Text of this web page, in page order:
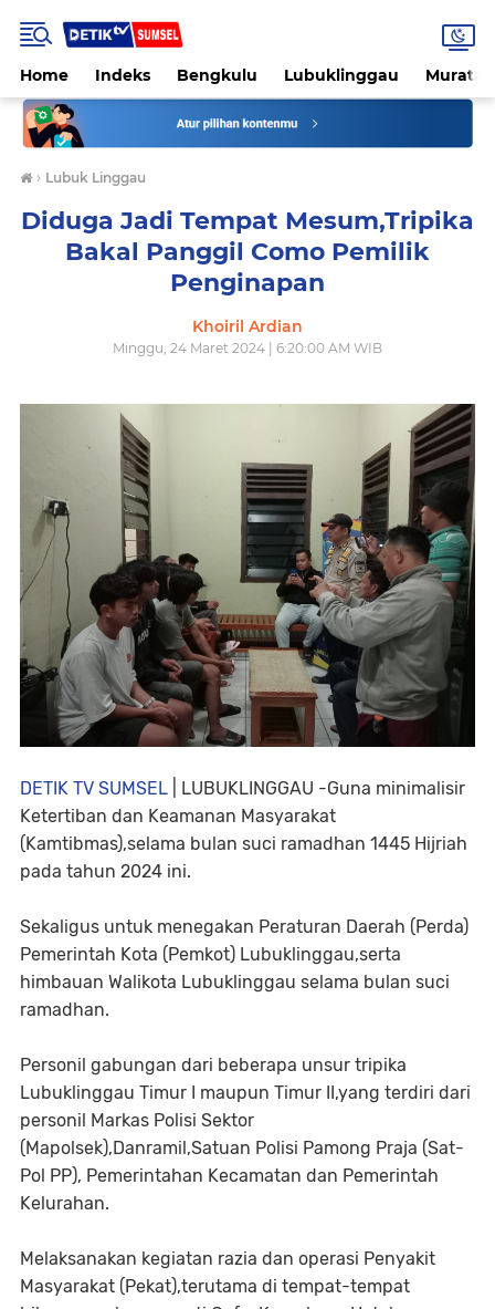
Home Indeks Bengkulu Lubuklinggau
› Lubuk Linggau
Diduga Jadi Tempat Mesum,Tripika
Bakal Panggil Como Pemilik
Penginapan
Khoiril Ardian
Minggu, 24 Maret 2024 | 6:20:00 AM WIB
DETIK TV SUMSEL | LUBUKLINGGAU -Guna minimalisir
Ketertiban dan Keamanan Masyarakat
(Kamtibmas),selama bulan suci ramadhan 1445 Hijriah
pada tahun 2024 ini.
Sekaligus untuk menegakan Peraturan Daerah (Perda)
Pemerintah Kota (Pemkot) Lubuklinggau,serta
himbauan Walikota Lubuklinggau selama bulan suci
ramadhan.
Personil gabungan dari beberapa unsur tripika
Lubuklinggau Timur I maupun Timur II,yang terdiri dari
personil Markas Polisi Sektor
(Mapolsek),Danramil,Satuan Polisi Pamong Praja (Sat-
Pol PP), Pemerintahan Kecamatan dan Pemerintah
Kelurahan.
Melaksanakan kegiatan razia dan operasi Penyakit
Masyarakat (Pekat),terutama di tempat-tempat